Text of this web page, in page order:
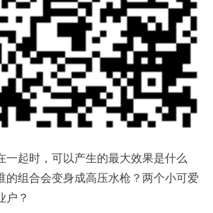
一起时，可以产生的最大效果是什么
的组合会变身成高压水枪？两个小可爱
户？